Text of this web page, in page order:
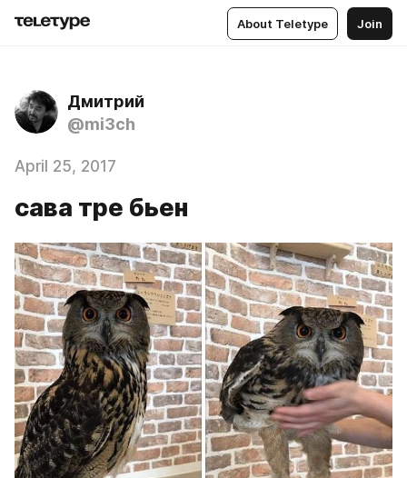
About Teletype Join
Дмитрий
@mi3ch
April 25, 2017
сава тре бьен